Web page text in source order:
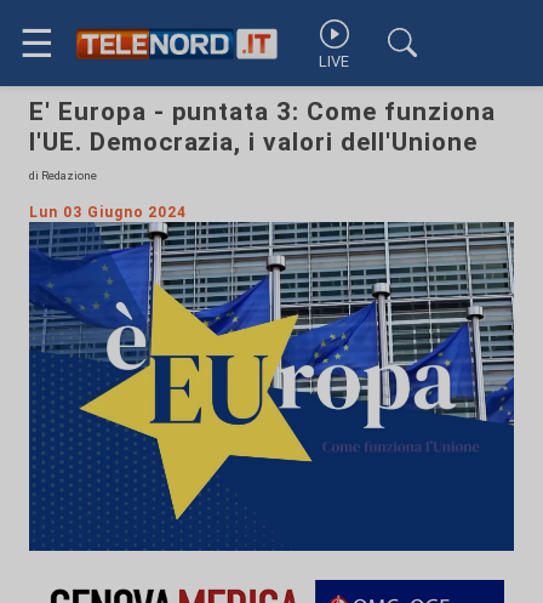
☰ LIVE
E' Europa - puntata 3: Come funziona
l'UE. Democrazia, i valori dell'Unione
di Redazione
Lun 03 Giugno 2024